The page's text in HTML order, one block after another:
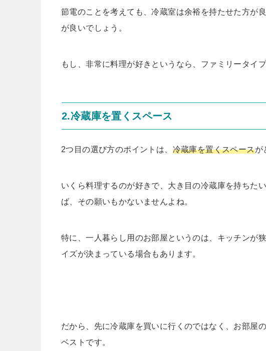
節電のことを考えても、冷蔵室は余裕を持たせた方が
が良いでしょう。
もし、非常に料理が好きというなら、ファミリータイ
2.冷蔵庫を置くスペース
2つ目の選び方のポイントは、 冷蔵庫を置くスペースが
いくら料理するのが好きで、大き目の冷蔵庫を持ちた
ば、その願いもかないませんよね。
特に、一人暮らし用のお部屋というのは、キッチンが
イズが決まっている場合もあります。
だから、先に冷蔵庫を買いに行くのではなく、お部屋
ベストです。